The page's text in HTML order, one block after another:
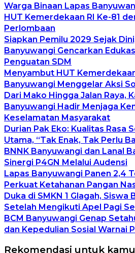
Warga Binaan Lapas
HUT Kemerdekaan RI Ke-81
Perlombaan
Siapkan Pemilu 2029 Sejak
Banyuwangi Gencarkan
Penguatan SDM
Menyambut HUT
Banyuwangi Menggelar Aksi
Dari Mako Hingga Jalan Raya,
Banyuwangi Hadir Menjaga
Keselamatan Masyarakat
Durian Pak Eko: Kualitas Rasa
Utama, “Tak Enak, Tak Perlu
BNNK Banyuwangi dan Lanal
Sinergi P4GN Melalui Audensi
Lapas Banyuwangi Panen 2,4
Perkuat Ketahanan Pangan
Duka di SMKN 1 Glagah, Siswa
Setelah Mengikuti Apel Pagi
BCM Banyuwangi Genap
dan Kepedulian Sosial Warnai
Rekomendasi untuk kamu